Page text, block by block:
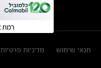
תנאי שימוש מדיניות פרטיות